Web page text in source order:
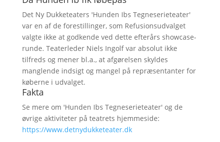
Det Ny Dukketeaters 'Hunden Ibs Tegneserieteater'
var en af de forestillinger, som Refusionsudvalget
valgte ikke at godkende ved dette efterårs showcase-
runde. Teaterleder Niels Ingolf var absolut ikke
tilfreds og mener bl.a., at afgørelsen skyldes
manglende indsigt og mangel på repræsentanter for
køberne i udvalget.
Fakta
Se mere om 'Hunden Ibs Tegneserieteater' og de
øvrige aktiviteter på teatrets hjemmeside:
https://www.detnydukketeater.dk